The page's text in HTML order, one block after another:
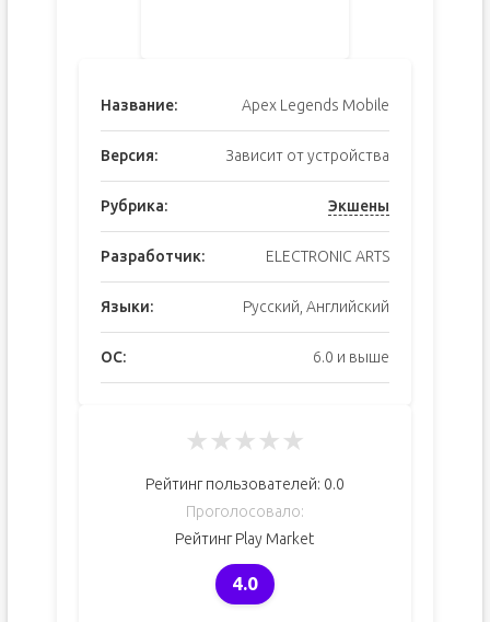
Название: Apex Legends Mobile
Версия: Зависит от устройства
Рубрика: Экшены
Разработчик: ELECTRONIC ARTS
Языки: Русский, Английский
ОС: 6.0 и выше
★★★★★
Рейтинг пользователей: 0.0
Проголосовало:
Рейтинг Play Market
4.0